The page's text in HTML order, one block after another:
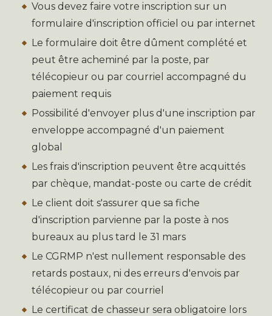
Vous devez faire votre inscription sur un
formulaire d'inscription officiel ou par internet
Le formulaire doit être dûment complété et
peut être acheminé par la poste, par
télécopieur ou par courriel accompagné du
paiement requis
Possibilité d'envoyer plus d'une inscription par
enveloppe accompagné d'un paiement
global
Les frais d'inscription peuvent être acquittés
par chèque, mandat-poste ou carte de crédit
Le client doit s'assurer que sa fiche
d'inscription parvienne par la poste à nos
bureaux au plus tard le 31 mars
Le CGRMP n'est nullement responsable des
retards postaux, ni des erreurs d'envois par
télécopieur ou par courriel
Le certificat de chasseur sera obligatoire lors